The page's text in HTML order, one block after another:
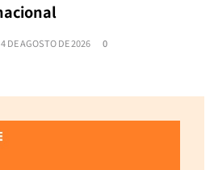
4 DE AGOSTO DE 2026 0